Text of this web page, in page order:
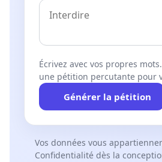
Écrivez avec vos propres
une pétition percutante pour
Générer la pétition
Vos données vous
Confidentialité dès la